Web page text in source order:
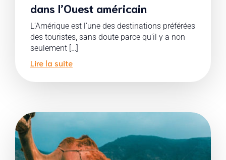
dans l’Ouest américain
L’Amérique est l’une des destinations préférées
des touristes, sans doute parce qu’il y a non
seulement […]
Lire la suite